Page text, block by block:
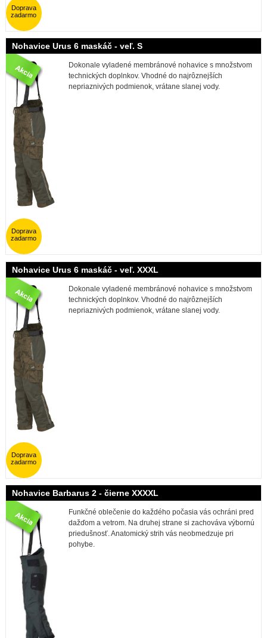
Doprava
zadarmo
Nohavice Urus 6 maskáč - veľ. S
Dokonale vyladené membránové nohavice s množstvom
technických doplnkov. Vhodné do najrôznejších
nepriaznivých podmienok, vrátane slanej vody.
Doprava
zadarmo
Nohavice Urus 6 maskáč - veľ. XXXL
Dokonale vyladené membránové nohavice s množstvom
technických doplnkov. Vhodné do najrôznejších
nepriaznivých podmienok, vrátane slanej vody.
Doprava
zadarmo
Nohavice Barbarus 2 - čierne XXXXL
Funkčné oblečenie do každého počasia vás ochráni pred
dažďom a vetrom. Na druhej strane si zachováva výbornú
priedušnosť. Anatomický strih vás neobmedzuje pri
pohybe.